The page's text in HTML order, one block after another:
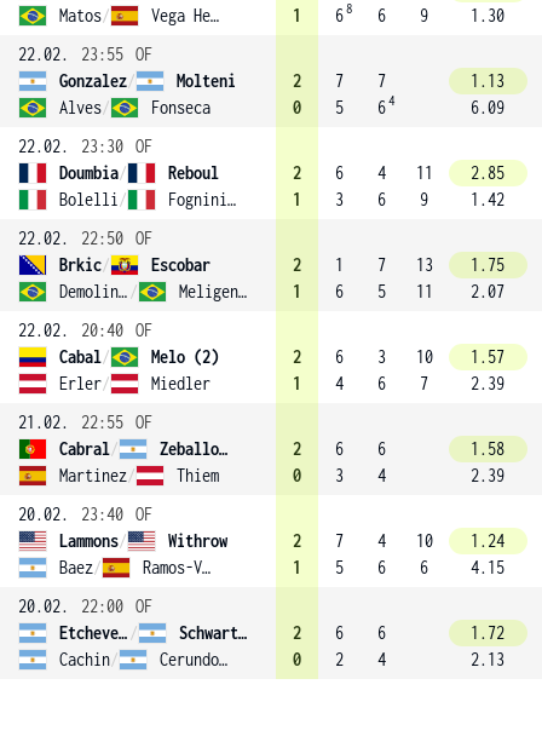
Matos/ Vega Hernandez (1)
1
68
6
9
1.30
22.02.
23:55 OF
Gonzalez/
Molteni
Alves/ Fonseca
2
0
7
5
7
64
1.13
6.09
22.02.
23:30 OF
Doumbia/
Reboul
Bolelli / Fognini (3)
2
1
6
3
4
6
11
9
2.85
1.42
22.02.
22:50 OF
Brkic/
Escobar
Demoliner / Meligeni Rodrigues Alves
2
1
1
6
7
5
13
11
1.75
2.07
22.02.
20:40 OF
Cabal/
Melo (2)
Erler/ Miedler
2
1
6
4
3
6
10
7
1.57
2.39
21.02.
22:55 OF
Cabral/
Zeballos (4)
Martinez/ Thiem
2
0
6
3
6
4
1.58
2.39
20.02.
23:40 OF
Lammons/
Withrow
Baez/ Ramos-Vinolas
2
1
7
5
4
6
10
6
1.24
4.15
20.02.
22:00 OF
Etcheverry /
Schwartzman
Cachin/ Cerundolo
2
0
6
2
6
4
1.72
2.13